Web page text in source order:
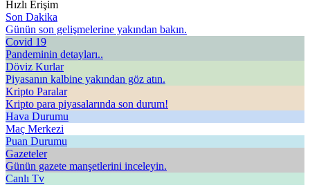
Hızlı Erişim
Son Dakika
Günün son gelişmelerine yakından bakın.
Covid 19
Pandeminin detayları..
Döviz Kurlar
Piyasanın kalbine yakından göz atın.
Kripto Paralar
Kripto para piyasalarında son durum!
Hava Durumu
Maç Merkezi
Puan Durumu
Gazeteler
Günün gazete manşetlerini inceleyin.
Canlı Tv